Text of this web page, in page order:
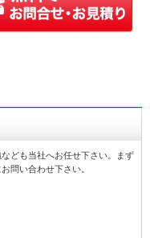
ども当社へお任せ下さい。まず
問い合わせ下さい。